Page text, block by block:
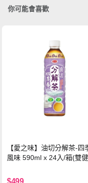
你可能會喜歡
【愛之味】油切分解茶-四
風味 590ml x 24入/箱(雙健
$499